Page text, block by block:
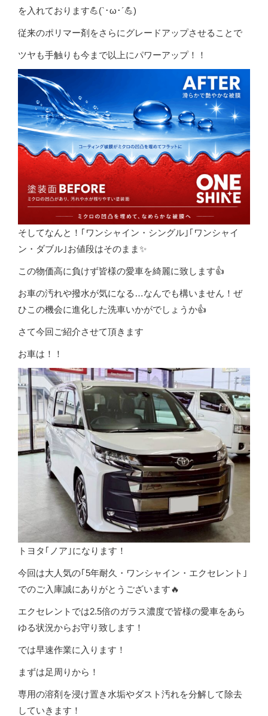
を入れております💪(`･ω･´💪)
従来のポリマー剤をさらにグレードアップさせることで
ツヤも手触りも今まで以上にパワーアップ！！
そしてなんと！｢ワンシャイン・シングル｣｢ワンシャイ
ン・ダブル｣お値段はそのまま✨
この物価高に負けず皆様の愛車を綺麗に致します👍
お車の汚れや撥水が気になる…なんでも構いません！ぜ
ひこの機会に進化した洗車いかがでしょうか👍
さて今回ご紹介させて頂きます
お車は！！
トヨタ｢ノア｣になります！
今回は大人気の｢5年耐久・ワンシャイン・エクセレント｣
でのご入庫誠にありがとうございます🔥
エクセレントでは2.5倍のガラス濃度で皆様の愛車をあら
ゆる状況からお守り致します！
では早速作業に入ります！
まずは足周りから！
専用の溶剤を浸け置き水垢やダスト汚れを分解して除去
していきます！